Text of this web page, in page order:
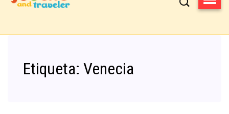
Etiqueta: Venecia